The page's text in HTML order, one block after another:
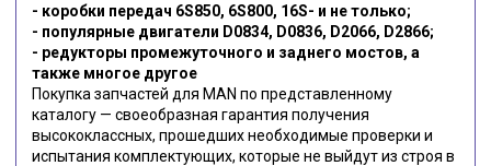
- коробки передач 6S850, 6S800, 16S- и не только;
- популярные двигатели D0834, D0836, D2066, D2866;
- редукторы промежуточного и заднего мостов, а
также многое другое
Покупка запчастей для MAN по представленному
каталогу — своеобразная гарантия получения
высококлассных, прошедших необходимые проверки и
испытания комплектующих, которые не выйдут из строя в